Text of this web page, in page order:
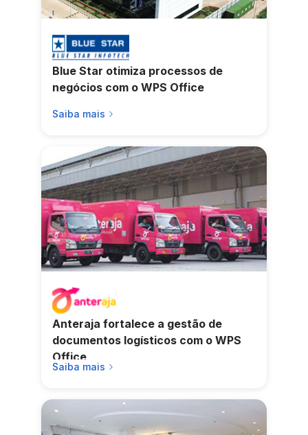
Blue Star otimiza processos de
negócios com o WPS Office
Saiba mais
Anteraja fortalece a gestão de
documentos logísticos com o WPS
Office
Saiba mais